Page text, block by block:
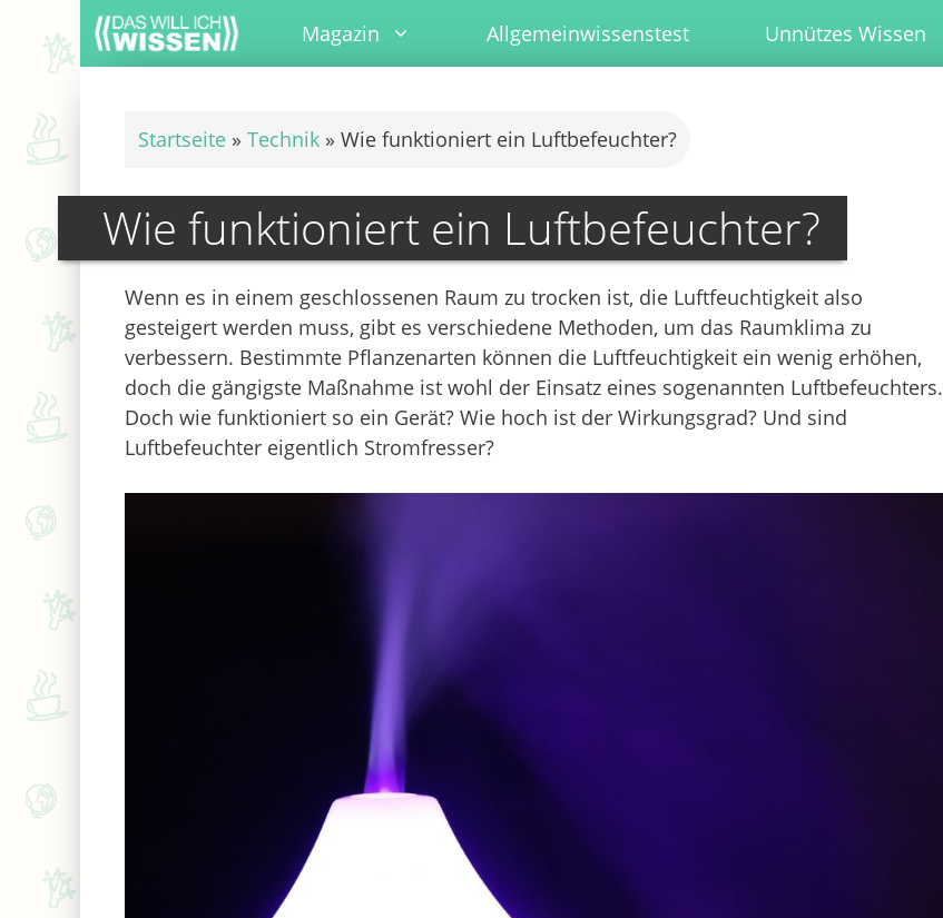
Inhalt
springen
Magazin Allgemeinwissenstest Unnützes Wissen
Startseite » Technik » Wie funktioniert ein Luftbefeuchter?
Wie funktioniert ein Luftbefeuchter?
Wenn es in einem geschlossenen Raum zu trocken ist, die Luftfeuchtigkeit also
gesteigert werden muss, gibt es verschiedene Methoden, um das Raumklima zu
verbessern. Bestimmte Pflanzenarten können die Luftfeuchtigkeit ein wenig erhöhen,
doch die gängigste Maßnahme ist wohl der Einsatz eines sogenannten Luftbefeuchters.
Doch wie funktioniert so ein Gerät? Wie hoch ist der Wirkungsgrad? Und sind
Luftbefeuchter eigentlich Stromfresser?